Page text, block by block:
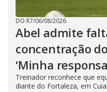
DO R7/06/08/2026
Abel admite
concentração
‘Minha
Treinador reconhece que
diante do Fortaleza, em